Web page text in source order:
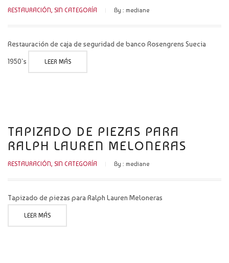
RESTAURACIÓN, SIN CATEGORÍA By : mediane
Restauración de caja de seguridad de banco Rosengrens Suecia
1950`s LEER MÁS
TAPIZADO DE PIEZAS PARA
RALPH LAUREN MELONERAS
RESTAURACIÓN, SIN CATEGORÍA By : mediane
Tapizado de piezas para Ralph Lauren Meloneras
LEER MÁS